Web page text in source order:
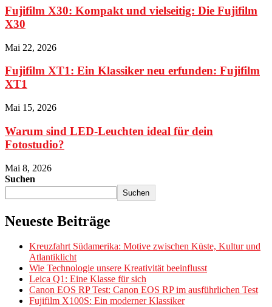
Fujifilm X30: Kompakt und vielseitig: Die Fujifilm
X30
Mai 22, 2026
Fujifilm XT1: Ein Klassiker neu erfunden: Fujifilm
XT1
Mai 15, 2026
Warum sind LED-Leuchten ideal für dein
Fotostudio?
Mai 8, 2026
Suchen
Suchen
Neueste Beiträge
Kreuzfahrt Südamerika: Motive zwischen Küste, Kultur und
Atlantiklicht
Wie Technologie unsere Kreativität beeinflusst
Leica Q1: Eine Klasse für sich
Canon EOS RP Test: Canon EOS RP im ausführlichen Test
Fujifilm X100S: Ein moderner Klassiker